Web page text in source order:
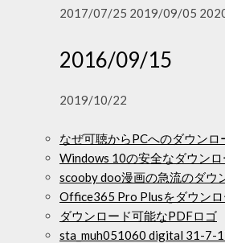
2017/07/25 2019/09/05
2016/09/15
2019/10/22
なぜ可聴からPCへのダウン
Windows 10の安全なダウン
scooby doo漫画の急流のダウ
Office365 Pro Plusをダウン
ダウンロード可能なPDFロゴ
sta_muh051060 digital 31-7-